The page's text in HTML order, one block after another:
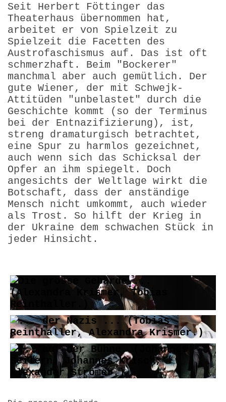
Seit Herbert Föttinger das
Theaterhaus übernommen hat,
arbeitet er von Spielzeit zu
Spielzeit die Facetten des
Austrofaschismus auf. Das ist oft
schmerzhaft. Beim "Bockerer"
manchmal aber auch gemütlich. Der
gute Wiener, der mit Schwejk-
Attitüden "unbelastet" durch die
Geschichte kommt (so der Terminus
bei der Entnazifizierung), ist,
streng dramaturgisch betrachtet,
eine Spur zu harmlos gezeichnet,
auch wenn sich das Schicksal der
Opfer an ihm spiegelt. Doch
angesichts der Weltlage wirkt die
Botschaft, dass der anstän­dige
Mensch nicht umkommt, auch wieder
als Trost. So hilft der Krieg in
der Ukraine dem schwachen Stück in
jeder Hinsicht.